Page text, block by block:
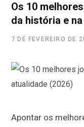
Os 10
da história e
7 DE FEVEREIRO DE
Apontar os